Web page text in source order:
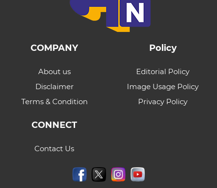
COMPANY
About us
Disclaimer
Terms & Condition
Policy
Editorial Policy
Image Usage Policy
Privacy Policy
CONNECT
Contact Us